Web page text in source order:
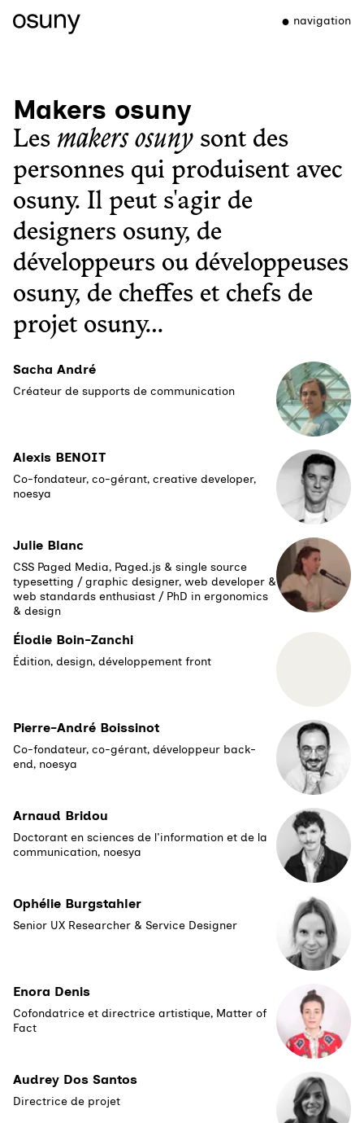
navigation
Makers osuny
Les makers osuny sont des
personnes qui produisent avec
osuny. Il peut s'agir de
designers osuny, de
développeurs ou développeuses
osuny, de cheffes et chefs de
projet osuny...
Sacha André
Créateur de supports de communication
Alexis BENOIT
Co-fondateur, co-gérant, creative developer,
noesya
Julie Blanc
CSS Paged Media, Paged.js & single source
typesetting / graphic designer, web developer &
web standards enthusiast / PhD in ergonomics
& design
Élodie Boin-Zanchi
Édition, design, développement front
Pierre-André Boissinot
Co-fondateur, co-gérant, développeur back-
end, noesya
Arnaud Bridou
Doctorant en sciences de l'information et de la
communication, noesya
Ophélie Burgstahler
Senior UX Researcher & Service Designer
Enora Denis
Cofondatrice et directrice artistique, Matter of
Fact
Audrey Dos Santos
Directrice de projet